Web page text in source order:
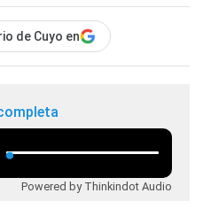
de Cuyo en
Powered by Thinkindot Audio